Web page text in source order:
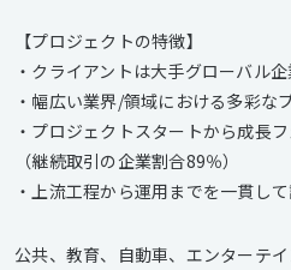
【プロジェクトの特徴】
・クライアントは大手グローバル企
・幅広い業界/領域における多彩な
・プロジェクトスタートから成長
（継続取引の企業割合89％）
・上流工程から運用までを一貫して
公共、教育、自動車、エンターテ